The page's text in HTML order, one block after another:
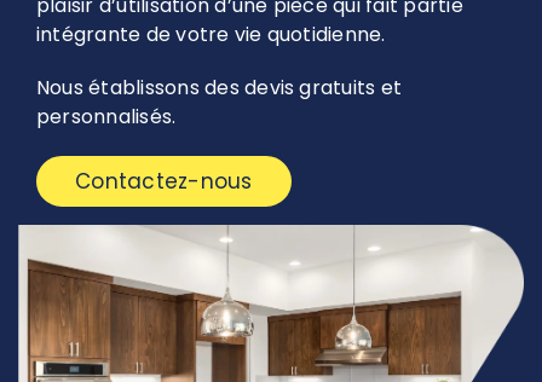
intégrante de votre vie quotidienne.
Nous établissons des devis gratuits et
personnalisés.
Contactez-nous